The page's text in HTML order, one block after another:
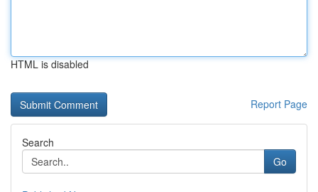
HTML is disabled
Report Page
Search
Go